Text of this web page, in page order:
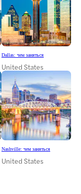
Dallas: чем заняться
United States
Nashville: чем заняться
United States